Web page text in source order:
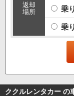
返却
場所
乗
乗
ククルレンタカー の